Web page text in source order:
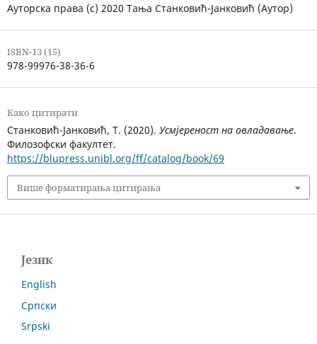
Ауторска права (c) 2020 Тања Станковић-Јанковић (Аутор)
ISBN-13 (15)
978-99976-38-36-6
Како цитирати
Станковић-Јанковић, Т. (2020). Усмјереност на овладавање.
Филозофски факултет.
https://blupress.unibl.org/ff/catalog/book/69
Више форматирања цитирања
Језик
English
Српски
Srpski